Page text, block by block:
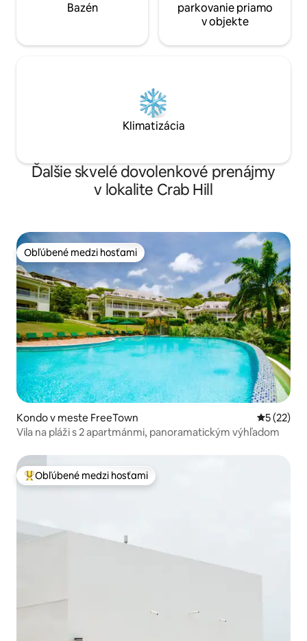
Bazén
parkovanie priamo
v objekte
Klimatizácia
Ďalšie skvelé dovolenkové prenájmy
v lokalite Crab Hill
Obľúbené medzi hosťami
Obľúbené medzi hosťami
Kondo v meste FreeTown
5 (22)
Vila na pláži s 2 apartmánmi, panoramatickým výhľadom
Najobľúbenejšie medzi hosťami
Obľúbené medzi hosťami